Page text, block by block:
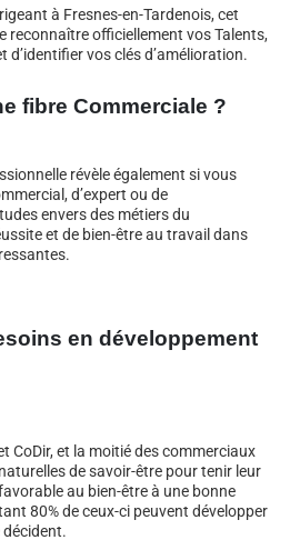
à Fresnes-en-Tardenois, cet
reconnaître officiellement vos Talents,
d’identifier vos clés d’amélioration.
fibre Commerciale ?
révèle également si vous
d’expert ou de
envers des métiers du
et de bien-être au travail dans
en développement
CoDir, et la moitié des commerciaux
de savoir-être pour tenir leur
au bien-être à une bonne
80% de ceux-ci peuvent développer
décident.